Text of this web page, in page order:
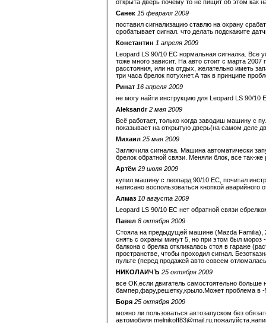
открыта дверь почему то не пищит об этом как
Санек 15 февраля 2009
поставил сигнализацию ставлю на охрану
сробатывает сигнал. что делать подскажите
Константин 1 апреля 2009
Leopard LS 90/10 EC нормальная сигналка. Все
тоже много зависит. На авто стоит с марта
расстояния, или на отдых, желательно иметь
три часа брелок потухнет.А так в принципе
Ринат 16 апреля 2009
не могу найти инструкцию для Leopard LS 90/10
Aleksandr 2 мая 2009
Всё работает, только когда заводиш машину с
показывает на открытую дверь(на самом деле
Михаил 25 мая 2009
Заглючила сигналка. Машина автоматически
брелок обратной связи. Меняли блок, все так-же
Артём 29 июля 2009
купил машину с леопард 90/10 ЕС, почитал
написано воспользоваться кнопкой аварийного
Алмаз 10 августа 2009
Leopard LS 90/10 EC нет обратной связи
Павел 8 октября 2009
Стояла на предыдущей машине (Mazda Familia),
снять с охраны минут 5, но при этом был мороз
балкона с брелка откликалась стоя в гараже
пространстве, чтобы проходил сигнал.
пульте (перед продажей авто совсем
НИКОЛАИЧЪ 25 октября 2009
все ОК,если двигатель самостоятельно больше
бампер,фару,решетку,крыло.Может проблема в -
Боря 25 октября 2009
можно ли пользоваться автозапуском без
автомобиля